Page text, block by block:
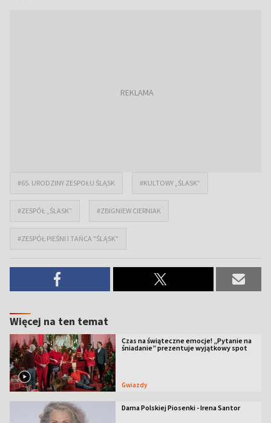
#65. URODZINY ZESPOŁU ŚLĄSK #KULTOWY „ŚLASK”
#ZESPÓŁ „ŚLASK” #ZBIGNIEW CIERNIAK
#ZESPÓŁ PIEŚNI I TAŃCA "ŚLĄSK"
Więcej na ten temat
Czas na świąteczne emocje! „Pytanie na
śniadanie” prezentuje wyjątkowy spot
Gwiazdy
Dama Polskiej Piosenki - Irena Santor